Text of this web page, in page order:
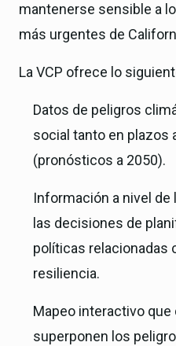
mantenerse sensible a
más urgentes de
La VCP ofrece lo
Datos de peligros
social tanto en
(pronósticos a 2050).
Información a nivel de
las decisiones de
políticas relacionadas
resiliencia.
Mapeo interactivo
superponen los